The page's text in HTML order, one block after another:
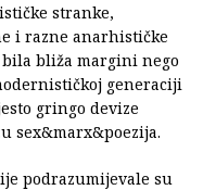
stranke,
i razne anarhističke
bliža margini nego
generaciji
gringo devize
sex&marx&poezija.
podrazumijevale su